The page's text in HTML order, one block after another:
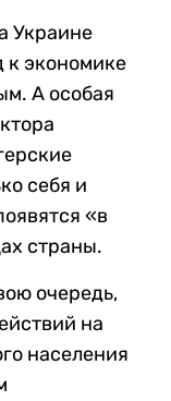
Украине
к экономике
А особая
себя и
«в
страны.
очередь,
на
населения